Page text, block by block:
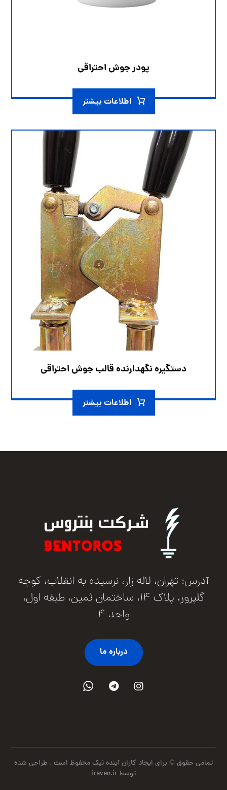
پودر جوش احتراقی
اطلاعات بیشتر
دستگیره نگهدارنده قالب جوش احتراقی
اطلاعات بیشتر
آدرس: تهران، لاله زار، نرسیده به انقلاب، کوچه
گلپرور، پلاک ۱۴، ساختمان ثمین، طبقه اول،
واحد ۴
درباره ما
تمامی حقوق © برای ایجاد کاران آینده نیک محفوظ است . طراحی شده
توسط iraven.ir